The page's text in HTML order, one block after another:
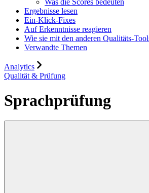
Ergebnisse lesen
Ein-Klick-Fixes
Auf Erkenntnisse reagieren
Wie sie mit den anderen Qualitäts-
Verwandte Themen
Analytics
Qualität & Prüfung
Sprachprüfung